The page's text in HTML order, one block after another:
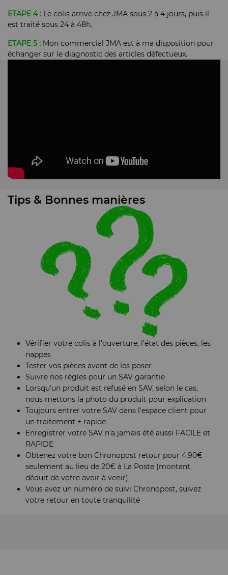
ETAPE 4 : Le colis arrive chez JMA sous 2 à 4 jours, puis il
est traité sous 24 à 48h.
ETAPE 5 : Mon commercial JMA est à ma disposition pour
échanger sur le diagnostic des articles défectueux.
Tips & Bonnes manières
Vérifier votre colis à l'ouverture, l'état des pièces, les
nappes
Tester vos pièces avant de les poser
Suivre nos règles pour un SAV garantie
Lorsqu'un produit est refusé en SAV, selon le cas,
nous mettons la photo du produit pour explication
Toujours entrer votre SAV dans l'espace client pour
un traitement + rapide
Enregistrer votre SAV n'a jamais été aussi FACILE et
RAPIDE
Obtenez votre bon Chronopost retour pour 4,90€
seulement au lieu de 20€ à La Poste (montant
déduit de votre avoir à venir)
Vous avez un numéro de suivi Chronopost, suivez
votre retour en toute tranquilité